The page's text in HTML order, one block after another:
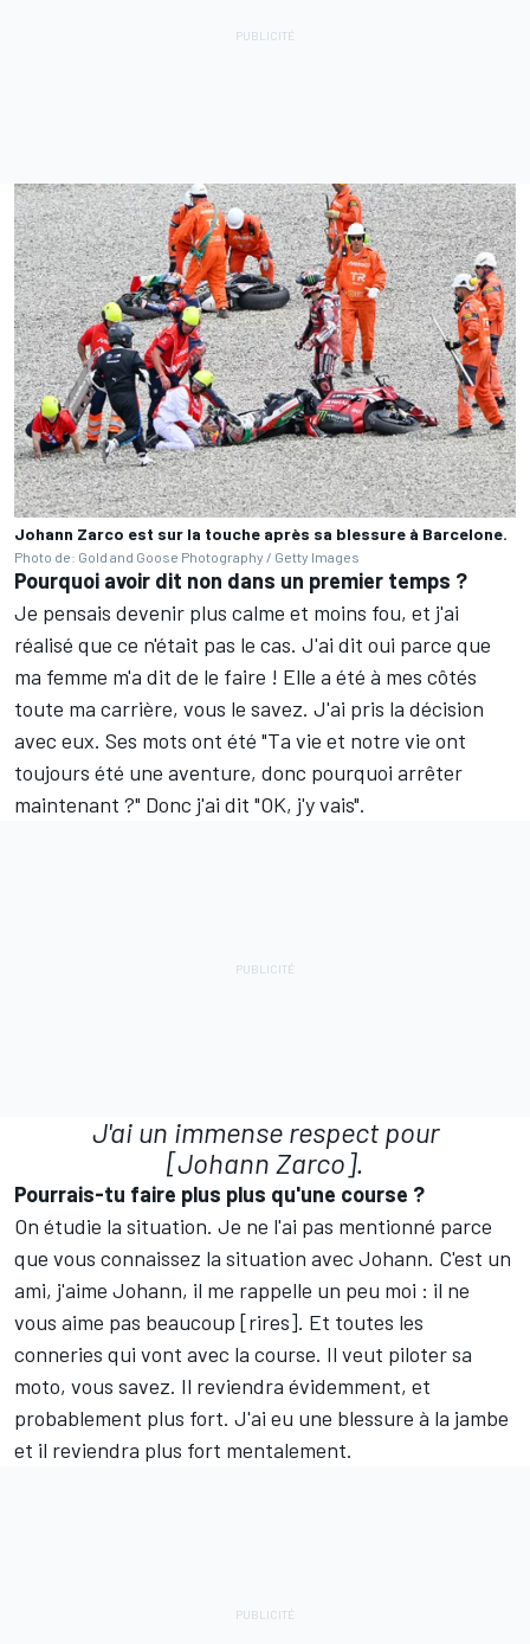
Johann Zarco est sur la touche après sa blessure à Barcelone.
Photo de: Gold and Goose Photography / Getty Images
Pourquoi avoir dit non dans un premier temps ?
Je pensais devenir plus calme et moins fou, et j'ai
réalisé que ce n'était pas le cas. J'ai dit oui parce que
ma femme m'a dit de le faire ! Elle a été à mes côtés
toute ma carrière, vous le savez. J'ai pris la décision
avec eux. Ses mots ont été "Ta vie et notre vie ont
toujours été une aventure, donc pourquoi arrêter
maintenant ?" Donc j'ai dit "OK, j'y vais".
J'ai un immense respect pour
[Johann Zarco].
Pourrais-tu faire plus plus qu'une course ?
On étudie la situation. Je ne l'ai pas mentionné parce
que vous connaissez la situation avec Johann. C'est un
ami, j'aime Johann, il me rappelle un peu moi : il ne
vous aime pas beaucoup [rires]. Et toutes les
conneries qui vont avec la course. Il veut piloter sa
moto, vous savez. Il reviendra évidemment, et
probablement plus fort. J'ai eu une blessure à la jambe
et il reviendra plus fort mentalement.